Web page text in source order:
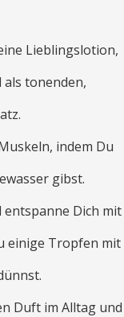
Lieblingslotion,
tonenden,
indem Du
gibst.
entspanne Dich mit
einige Tropfen mit
Duft im Alltag und